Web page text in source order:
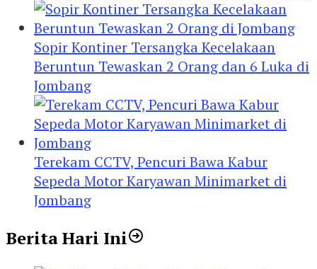
Sopir Kontiner Tersangka Kecelakaan
Beruntun Tewaskan 2 Orang dan 6 Luka di
Jombang
Terekam CCTV, Pencuri Bawa Kabur
Sepeda Motor Karyawan Minimarket di
Jombang
Berita Hari Ini